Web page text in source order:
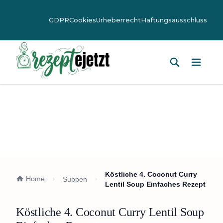
GDPRCookiesUrheberrechtHaftungsausschluss
Home Suppen
Köstliche 4. Coconut Curry
Lentil Soup Einfaches Rezept
Köstliche 4. Coconut Curry Lentil Soup